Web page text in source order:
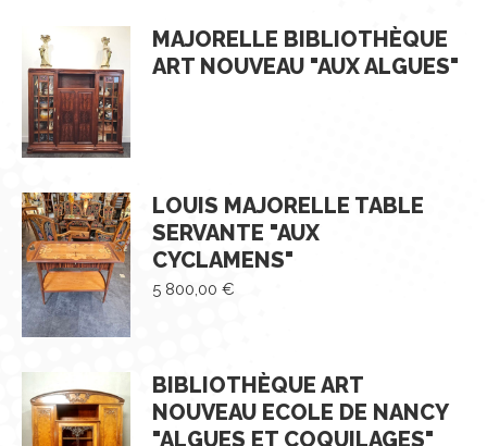
MAJORELLE BIBLIOTHÈQUE
ART NOUVEAU "AUX ALGUES"
LOUIS MAJORELLE TABLE
SERVANTE "AUX
CYCLAMENS"
5 800,00 €
BIBLIOTHÈQUE ART
NOUVEAU ECOLE DE NANCY
"ALGUES ET COQUILAGES"